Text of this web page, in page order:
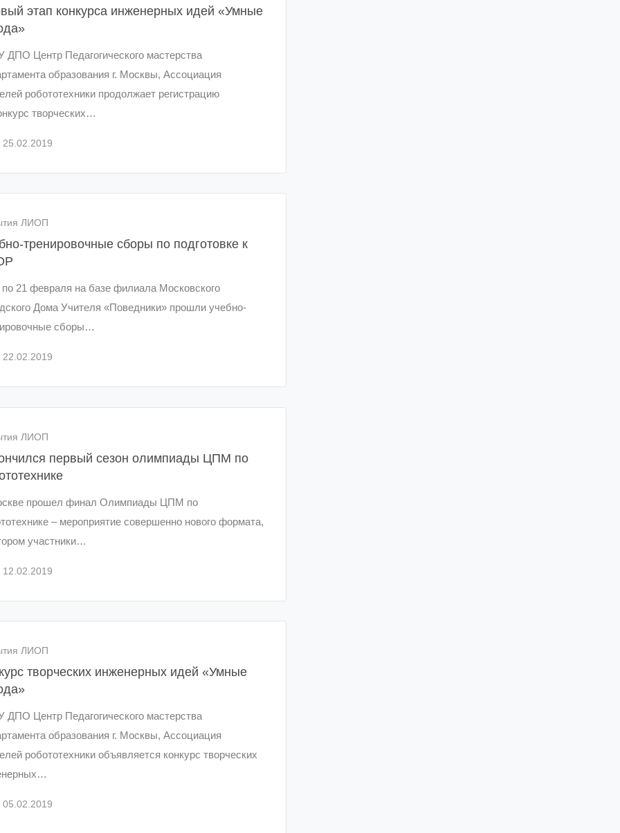
этап конкурса инженерных идей «Умные
ДПО Центр Педагогического мастерства
образования г. Москвы, Ассоциация
робототехники продолжает регистрацию
творческих…
25.02.2019
ЛИОП
тренировочные сборы по подготовке к
21 февраля на базе филиала Московского
Дома Учителя «Поведники» прошли учебно-
сборы…
22.02.2019
ЛИОП
первый сезон олимпиады ЦПМ по
прошел финал Олимпиады ЦПМ по
– мероприятие совершенно нового формата,
участники…
12.02.2019
ЛИОП
творческих инженерных идей «Умные
ДПО Центр Педагогического мастерства
образования г. Москвы, Ассоциация
робототехники объявляется конкурс творческих
05.02.2019